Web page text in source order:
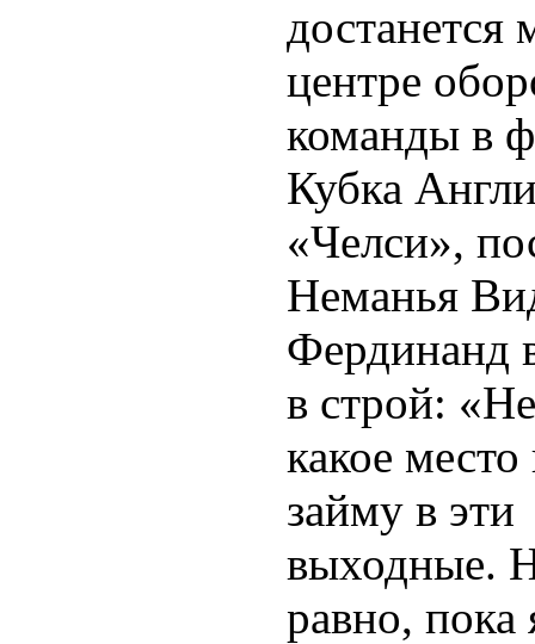
достанется
центре
команды в
Кубка
«Челси»,
Неманья
Фердинанд
в строй:
какое
займу в эти
выходные.
равно, пока